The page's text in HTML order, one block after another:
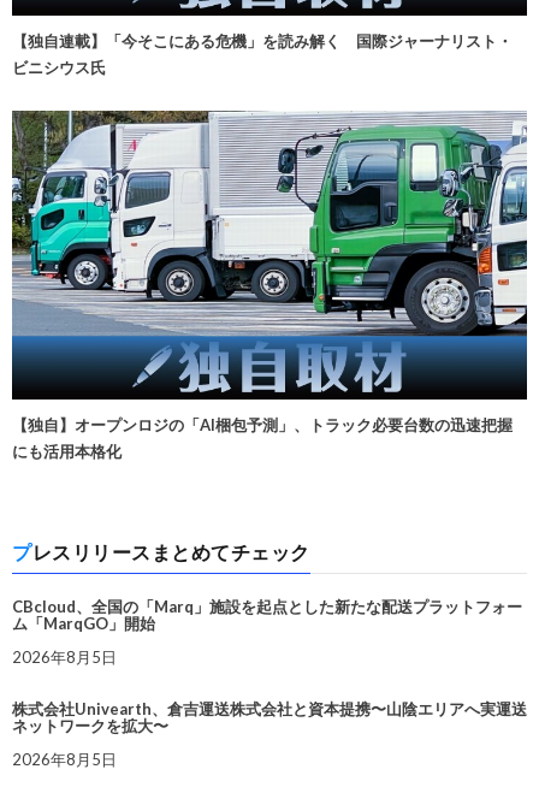
【独自連載】「今そこにある危機」を読み解く 国際ジャーナリスト・
ビニシウス氏
【独自】オープンロジの「AI梱包予測」、トラック必要台数の迅速把握
にも活用本格化
プレスリリースまとめてチェック
CBcloud、全国の「Marq」施設を起点とした新たな配送プラットフォー
ム「MarqGO」開始
2026年8月5日
株式会社Univearth、倉吉運送株式会社と資本提携〜山陰エリアへ実運送
ネットワークを拡大〜
2026年8月5日